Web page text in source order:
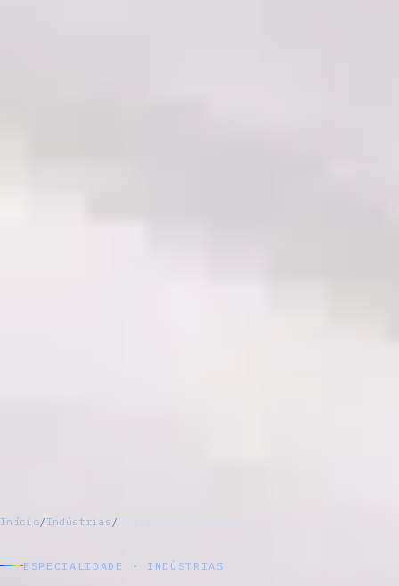
Início/ Indústrias /
ESPECIALIDADE · INDÚSTRIAS